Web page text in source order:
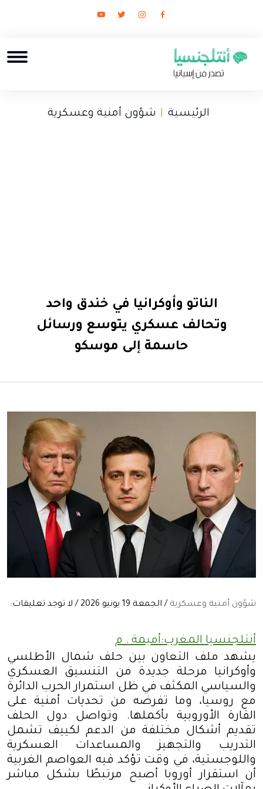
الرئيسية شؤون أمنية وعسكرية
الناتو وأوكرانيا في خندق واحد
وتحالف عسكري يتوسع ورسائل
حاسمة إلى موسكو
شؤون أمنية وعسكرية / الجمعة 19 يونيو 2026 / لا توجد تعليقات:
أنتلجنسيا المغرب:أميمة . م
يشهد ملف التعاون بين حلف شمال الأطلسي
وأوكرانيا مرحلة جديدة من التنسيق العسكري
والسياسي المكثف في ظل استمرار الحرب الدائرة
مع روسيا، وما تفرضه من تحديات أمنية على
القارة الأوروبية بأكملها. وتواصل دول الحلف
تقديم أشكال مختلفة من الدعم لكييف تشمل
التدريب والتجهيز والمساعدات العسكرية
واللوجستية، في وقت تؤكد فيه العواصم الغربية
أن استقرار أوروبا أصبح مرتبطًا بشكل مباشر